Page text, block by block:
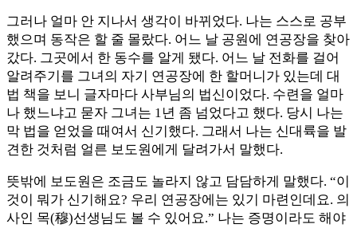
그러나 얼마 안 지나서 생각이 바뀌었다. 나는 스스로 공부
했으며 동작은 할 줄 몰랐다. 어느 날 공원에 연공장을 찾아
갔다. 그곳에서 한 동수를 알게 됐다. 어느 날 전화를 걸어
알려주기를 그녀의 자기 연공장에 한 할머니가 있는데 대
법 책을 보니 글자마다 사부님의 법신이었다. 수련을 얼마
나 했느냐고 묻자 그녀는 1년 좀 넘었다고 했다. 당시 나는
막 법을 얻었을 때여서 신기했다. 그래서 나는 신대륙을 발
견한 것처럼 얼른 보도원에게 달려가서 말했다.
뜻밖에 보도원은 조금도 놀라지 않고 담담하게 말했다. “이
것이 뭐가 신기해요? 우리 연공장에는 있기 마련인데요. 의
사인 목(穆)선생님도 볼 수 있어요.” 나는 증명이라도 해야